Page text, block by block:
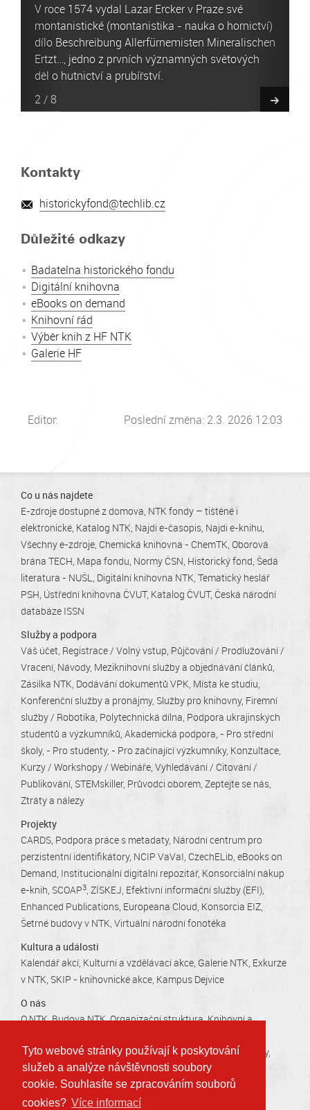
Tyto webové stránky používají k poskytování
služeb a analýze návštěvnosti soubory
cookie. Souhlasíte se zpracováním souborů
cookies? Více informací
V roce 1574 vydal Lazar Ercker v Praze své
montanistické (montanistika - nauka o hornictví)
dílo Beschreibung Allerfürnemisten Mineralischen
Ertzt…, jedno z prvních významných světových
děl o hutnictví a prubířství.
2 /8
Kontakty
historickyfond@techlib.cz
Důležité odkazy
Badatelna historického fondu
Digitální knihovna
eBooks on demand
Knihovní řád
Výběr knih z HF NTK
Galerie HF
Editor: Poslední změna: 2.3. 2026 12:03
Co u nás najdete
E-zdroje dostupné z domova NTK fondy – tištěné i
elektronické Katalog NTK Najdi e-časopis Najdi e-knihu
Všechny e-zdroje Chemická knihovna - ChemTK Oborová
brána TECH Mapa fondu Normy ČSN Historický fond Šedá
literatura - NUŠL Digitální knihovna NTK Tematický heslář
PSH Ústřední knihovna ČVUT Katalog ČVUT Česká národní
databáze ISSN
Služby a podpora
Váš účet Registrace / Volný vstup Půjčování / Prodlužování /
Vracení Návody Meziknihovní služby a objednávání článků
Zásilka NTK Dodávání dokumentů VPK Místa ke studiu
Konferenční služby a pronájmy Služby pro knihovny Firemní
služby / Robotika Polytechnická dílna Podpora ukrajinských
studentů a výzkumníků Akademická podpora - Pro střední
školy - Pro studenty - Pro začínající výzkumníky Konzultace
Kurzy / Workshopy / Webináře Vyhledávání / Citování /
Publikování STEMskiller Průvodci oborem Zeptejte se nás
Ztráty a nálezy
Projekty
CARDS Podpora práce s metadaty Národní centrum pro
perzistentní identifikátory NCIP VaVaI CzechELib eBooks on
Demand Institucionální digitální repozitář Konsorciální nákup
e-knih SCOAP3 ZÍSKEJ Efektivní informační služby (EFI)
Enhanced Publications Europeana Cloud Konsorcia EIZ
Šetrné budovy v NTK Virtuální národní fonotéka
Kultura a události
Kalendář akcí Kulturní a vzdělávací akce Galerie NTK Exkurze
v NTK SKIP - knihovnické akce Kampus Dejvice
O nás
O NTK Budova NTK Organizační struktura Knihovní a
Základní dokumenty Povinné dokumenty Veřejné zakázky
Kariéra v NTK Tiskové zprávy Kontakty Otevírací doby